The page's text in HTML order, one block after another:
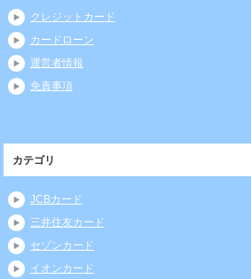
クレジットカード
カードローン
運営者情報
免責事項
カテゴリ
JCBカード
三井住友カード
セゾンカード
イオンカード